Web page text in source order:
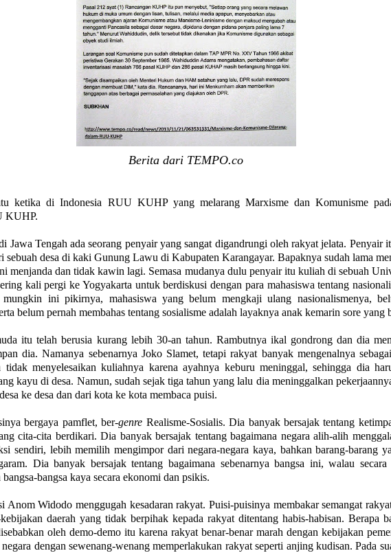
Maria yang “sukses” dan penuh kejayaan. Mudah bagi seorang
yang menang itu. ...
Berita dari TEMPO.co
ketika di Indonesia RUU KUHP yang melarang Marxisme dan Komunisme
KUHP.
Jawa Tengah ada seorang penyair yang sangat digandrungi oleh rakyat jelata. Penyair
sebuah desa di kaki Gunung Lawu di Kabupaten Karangayar. Bapaknya sudah lama
menjanda dan tidak kawin lagi. Semasa mudanya dulu penyair itu kuliah di sebuah
kali pergi ke Yogyakarta untuk berdiskusi dengan para mahasiswa tentang
mungkin ini pikirnya, mahasiswa yang belum mengkaji ulang nasionalismenya,
belum pernah membahas tentang sosialisme adalah layaknya anak kemarin sore yang
itu telah berusia kurang lebih 30-an tahun. Rambutnya ikal gondrong dan dia
dia. Namanya sebenarnya Joko Slamet, tetapi rakyat banyak mengenalnya
menyelesaikan kuliahnya karena ayahnya keburu meninggal, sehingga dia
kayu di desa. Namun, sudah sejak tiga tahun yang lalu dia meninggalkan
ke desa dan dari kota ke kota membaca puisi.
bergaya pamflet, ber-genre Realisme-Sosialis. Dia banyak bersajak tentang
cita-cita berdikari. Dia banyak bersajak tentang bagaimana negara alih-alih
sendiri, lebih memilih mengimpor dari negara-negara kaya, bahkan barang-barang
Dia banyak bersajak tentang bagaimana sebenarnya bangsa ini, walau
bangsa kaya secara ekonomi dan psikis.
Anom Widodo menggugah kesadaran rakyat. Puisi-puisinya membakar semangat
daerah yang tidak berpihak kepada rakyat ditentang habis-habisan. Berapa
oleh demo-demo itu karena rakyat benar-benar marah dengan kebijakan
dengan sewenang-wenang memperlakukan rakyat seperti anjing kudisan. Pada